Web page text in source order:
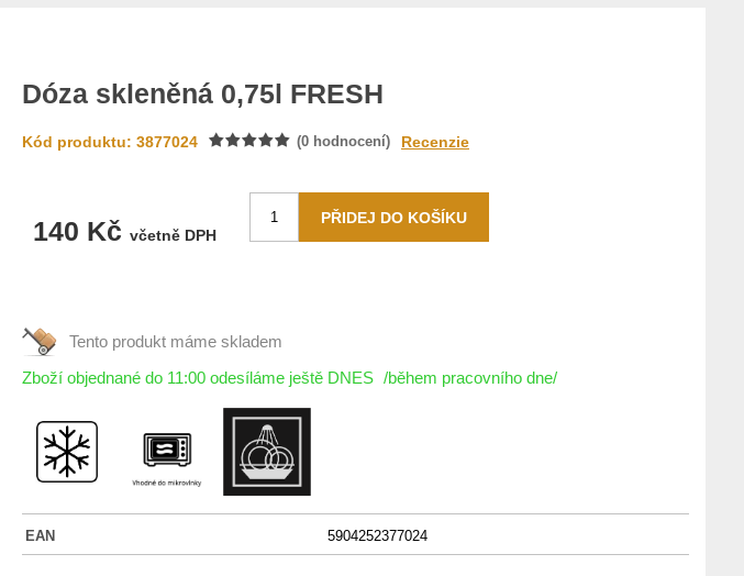
Dóza skleněná 0,75l FRESH
Kód produktu: 3877024 (0 hodnocení) Recenzie
140 Kč včetně DPH
Tento produkt máme skladem
Zboží objednané do 11:00 odesíláme ještě DNES /během pracovního dne/
EAN 5904252377024